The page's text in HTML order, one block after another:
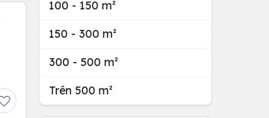
100 - 150 m²
150 - 300 m²
300 - 500 m²
Trên 500 m²